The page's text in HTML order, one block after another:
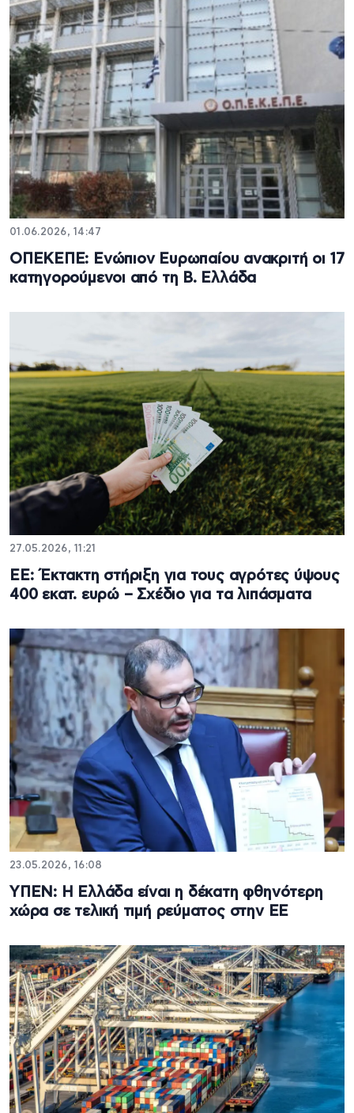
01.06.2026, 14:47
ΟΠΕΚΕΠΕ: Ενώπιον Ευρωπαίου ανακριτή οι 17
κατηγορούμενοι από τη Β. Ελλάδα
27.05.2026, 11:21
ΕΕ: Έκτακτη στήριξη για τους αγρότες ύψους
400 εκατ. ευρώ – Σχέδιο για τα λιπάσματα
23.05.2026, 16:08
ΥΠΕΝ: Η Ελλάδα είναι η δέκατη φθηνότερη
χώρα σε τελική τιμή ρεύματος στην ΕΕ